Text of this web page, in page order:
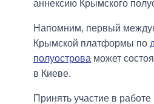
аннексию Крымского
Напомним, первый
Крымской платформы по
полуострова может
в Киеве.
Принять участие в